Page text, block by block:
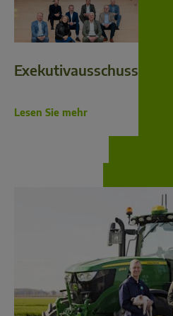
Exekutivausschuss
Lesen Sie mehr